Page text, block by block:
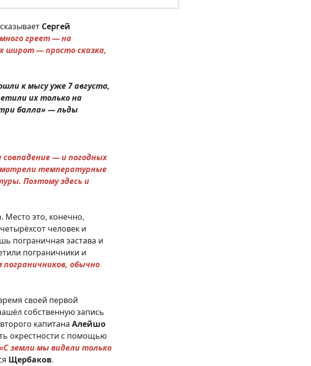
Сергей
греет — на
широт — просто сказка,
к мысу уже 7 августа,
их только на
балла» — льды
совпадение — и погодных
температурные
Поэтому здесь и
. Место это, конечно,
человек и
пограничная застава и
пограничники и
обычно
своей первой
собственную запись
капитана Алейшо
окрестности с помощью
земли мы видели только
Щербаков.